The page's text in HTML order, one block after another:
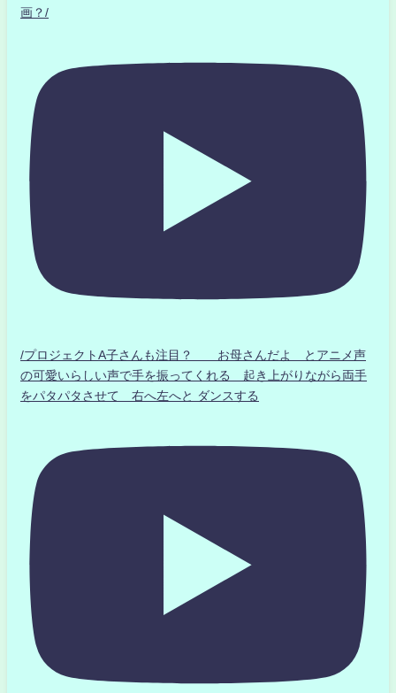
画？/
/プロジェクトA子さんも注目？ お母さんだよ とアニメ声
の可愛いらしい声で手を振ってくれる 起き上がりながら両手
をパタパタさせて 右へ左へと ダンスする